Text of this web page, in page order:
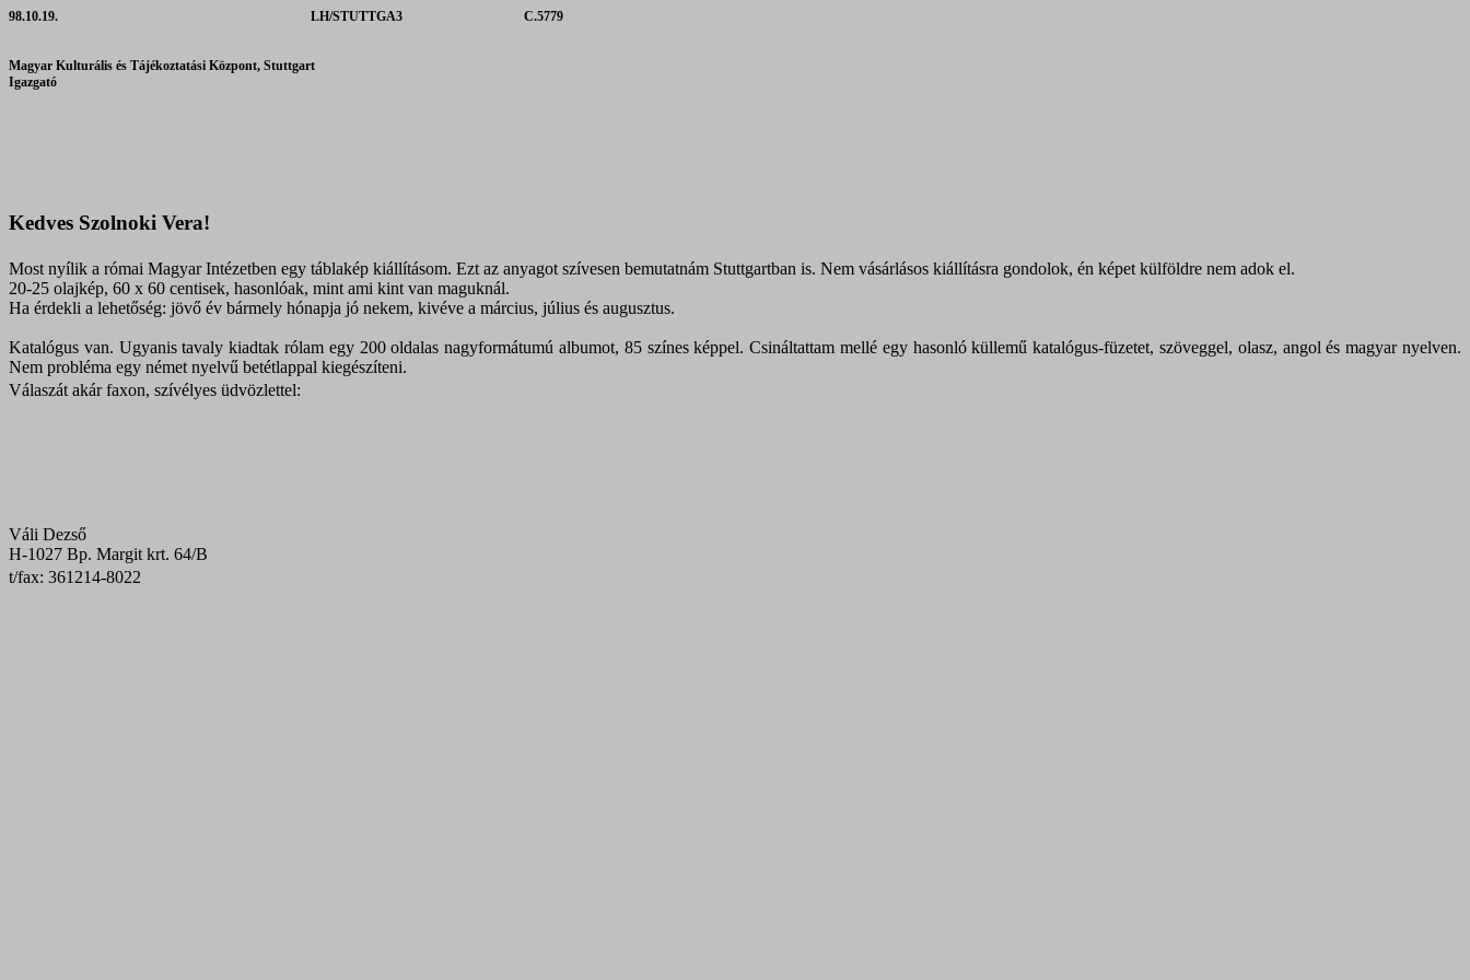
98.10.19. LH/STUTTGA3 C.5779
Magyar Kulturális és Tájékoztatási Központ, Stuttgart
Igazgató
Kedves Szolnoki Vera!
Most nyílik a római Magyar Intézetben egy táblakép kiállításom. Ezt az anyagot szívesen bemutatnám Stuttgartban is. Nem vásárlásos kiállításra gondolok, én képet külföldre nem adok el.
20-25 olajkép, 60 x 60 centisek, hasonlóak, mint ami kint van maguknál.
Ha érdekli a lehetőség: jövő év bármely hónapja jó nekem, kivéve a március, július és augusztus.
Katalógus van. Ugyanis tavaly kiadtak rólam egy 200 oldalas nagyformátumú albumot, 85 színes képpel. Csináltattam mellé egy hasonló küllemű katalógus-füzetet, szöveggel, olasz, angol és magyar nyelven.
Nem probléma egy német nyelvű betétlappal kiegészíteni.
Válaszát akár faxon, szívélyes üdvözlettel:
Váli Dezső
H-1027 Bp. Margit krt. 64/B
t/fax: 361 214-8022